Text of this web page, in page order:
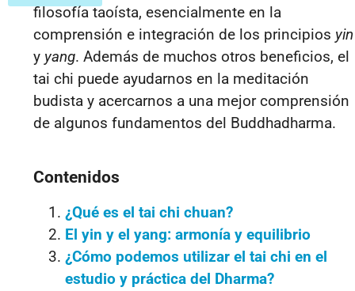
filosofía taoísta, esencialmente en la
comprensión e integración de los principios yin
y yang. Además de muchos otros beneficios, el
tai chi puede ayudarnos en la meditación
budista y acercarnos a una mejor comprensión
de algunos fundamentos del Buddhadharma.
Contenidos
¿Qué es el tai chi chuan?
El yin y el yang: armonía y equilibrio
¿Cómo podemos utilizar el tai chi en el
estudio y práctica del Dharma?